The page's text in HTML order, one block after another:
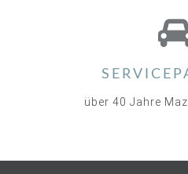
über 40 Jahre